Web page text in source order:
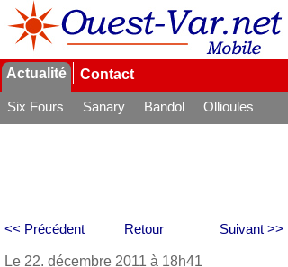
Actualité Contact
Six Fours Sanary Bandol
Ollioules
Retour
<< Précédent Suivant >>
Le 22. décembre 2011 à 18h41